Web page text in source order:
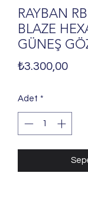
RAYBAN
BLAZE
GÜNEŞ
₺3.300,00Fiyat
Adet *